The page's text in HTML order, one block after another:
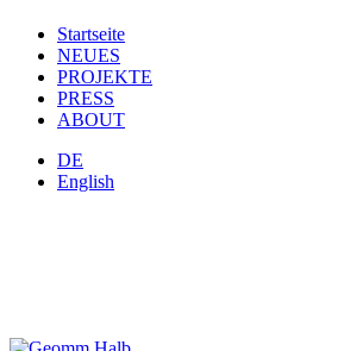
Startseite
NEUES
PROJEKTE
PRESS
ABOUT
DE
English